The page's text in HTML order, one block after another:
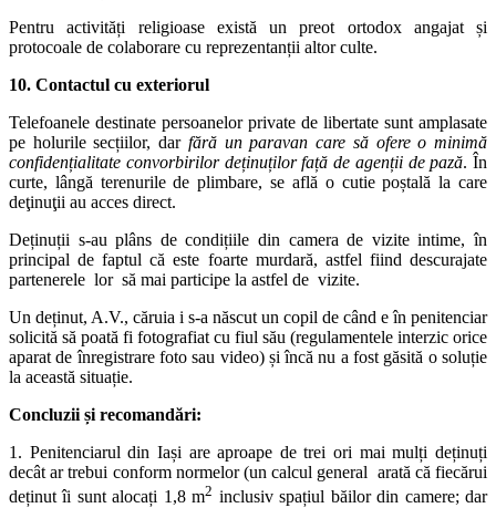
Pentru activități religioase există un preot ortodox angajat și
protocoale de colaborare cu reprezentanții altor culte.
10. Contactul cu exteriorul
Telefoanele destinate persoanelor private de libertate sunt amplasate
pe holurile secțiilor, dar fără un paravan care să ofere o minimă
confidențialitate convorbirilor deținuților față de agenții de pază. În
curte, lângă terenurile de plimbare, se află o cutie poștală la care
deţinuţii au acces direct.
Deținuții s-au plâns de condițiile din camera de vizite intime, în
principal de faptul că este foarte murdară, astfel fiind descurajate
partenerele lor să mai participe la astfel de vizite.
Un deținut, A.V., căruia i s-a născut un copil de când e în penitenciar
solicită să poată fi fotografiat cu fiul său (regulamentele interzic orice
aparat de înregistrare foto sau video) și încă nu a fost găsită o soluție
la această situație.
Concluzii și recomandări:
1. Penitenciarul din Iași are aproape de trei ori mai mulți deținuți
decât ar trebui conform normelor (un calcul general arată că fiecărui
deținut îi sunt alocați 1,8 m2 inclusiv spațiul băilor din camere; dar